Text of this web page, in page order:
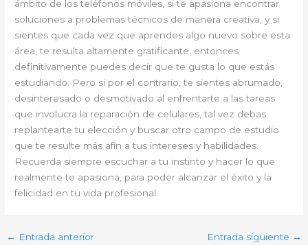
ámbito de los teléfonos móviles, si te apasiona encontrar
soluciones a problemas técnicos de manera creativa, y si
sientes que cada vez que aprendes algo nuevo sobre esta
área, te resulta altamente gratificante, entonces
definitivamente puedes decir que te gusta lo que estás
estudiando. Pero si por el contrario, te sientes abrumado,
desinteresado o desmotivado al enfrentarte a las tareas
que involucra la reparación de celulares, tal vez debas
replantearte tu elección y buscar otro campo de estudio
que te resulte más afín a tus intereses y habilidades.
Recuerda siempre escuchar a tu instinto y hacer lo que
realmente te apasiona, para poder alcanzar el éxito y la
felicidad en tu vida profesional.
← Entrada anterior Entrada siguiente →